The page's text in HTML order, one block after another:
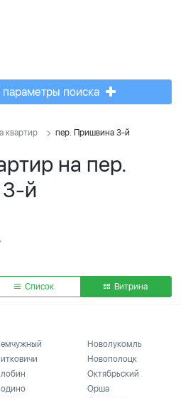
параметры поиска
квартир пер. Пришвина 3-й
на пер.
й
Список Витрина
Новолукомль
Новополоцк
Октябрьский
Орша